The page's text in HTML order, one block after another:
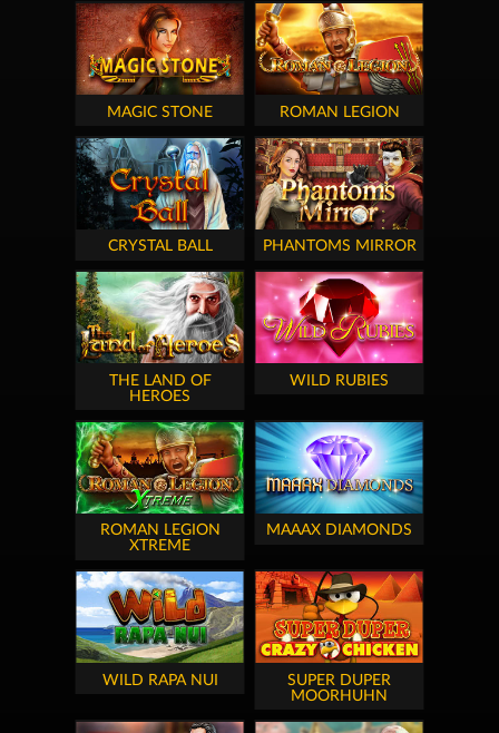
MAGIC STONE ROMAN LEGION
CRYSTAL BALL PHANTOMS MIRROR
THE LAND OF
HEROES
WILD RUBIES
ROMAN LEGION
XTREME
MAAAX DIAMONDS
WILD RAPA NUI
SUPER DUPER
MOORHUHN